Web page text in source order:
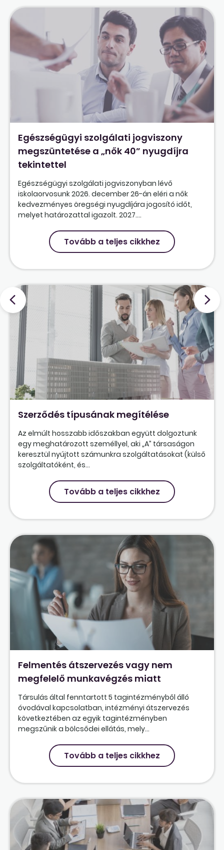
Egészségügyi szolgálati jogviszony
megszüntetése a „nők 40” nyugdíjra
tekintettel
Egészségügyi szolgálati jogviszonyban lévő
iskolaorvosunk 2026. december 26-án eléri a nők
kedvezményes öregségi nyugdíjára jogosító időt,
melyet határozattal igazolt. 2027....
Tovább a teljes cikkhez
Szerződés típusának megítélése
Az elmúlt hosszabb időszakban együtt dolgoztunk
egy meghatározott személlyel, aki „A” társaságon
keresztül nyújtott számunkra szolgáltatásokat (külső
szolgáltatóként, és...
Tovább a teljes cikkhez
Felmentés átszervezés vagy nem
megfelelő munkavégzés miatt
Társulás által fenntartott 5 tagintézményből álló
óvodával kapcsolatban, intézményi átszervezés
következtében az egyik tagintézményben
megszűnik a bölcsődei ellátás, mely...
Tovább a teljes cikkhez